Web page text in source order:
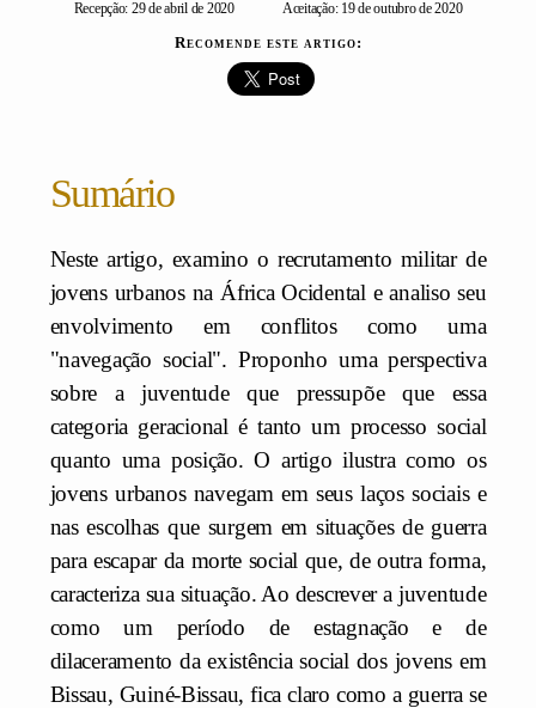
Recepção: 29 de abril de 2020 Aceitação: 19 de outubro de 2020
Recomende este artigo:
Sumário
Neste artigo, examino o recrutamento militar de
jovens urbanos na África Ocidental e analiso seu
envolvimento em conflitos como uma
"navegação social". Proponho uma perspectiva
sobre a juventude que pressupõe que essa
categoria geracional é tanto um processo social
quanto uma posição. O artigo ilustra como os
jovens urbanos navegam em seus laços sociais e
nas escolhas que surgem em situações de guerra
para escapar da morte social que, de outra forma,
caracteriza sua situação. Ao descrever a juventude
como um período de estagnação e de
dilaceramento da existência social dos jovens em
Bissau, Guiné-Bissau, fica claro como a guerra se